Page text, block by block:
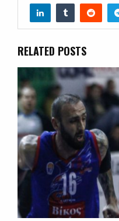
RELATED POSTS